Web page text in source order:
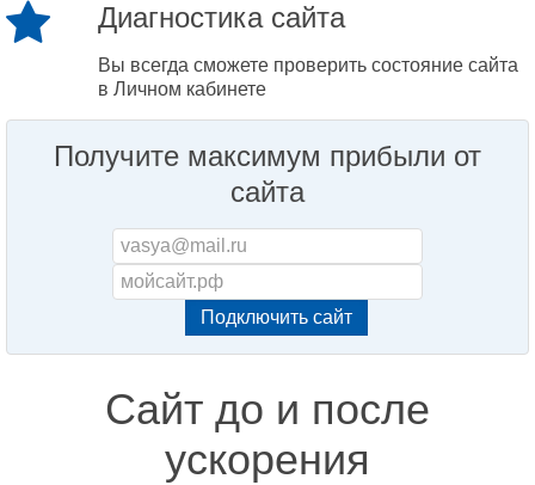
Диагностика сайта
Вы всегда сможете проверить состояние сайта
в Личном кабинете
Получите максимум прибыли от
сайта
Сайт до и после
ускорения